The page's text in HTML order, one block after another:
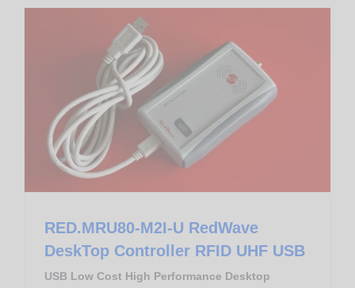
RED.MRU80-M2I-U RedWave
DeskTop Controller RFID UHF USB
USB Low Cost High Performance Desktop